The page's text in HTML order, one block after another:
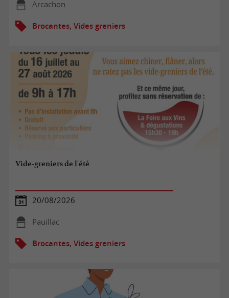
Arcachon
Brocantes, Vides greniers
Vide-greniers de l'été
20/08/2026
Pauillac
Brocantes, Vides greniers